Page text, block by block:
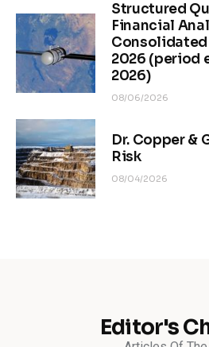
Structured
Financial
2026 (period
2026)
08/06/2026
Dr. Copper &
Risk
08/04/2026
Editor's